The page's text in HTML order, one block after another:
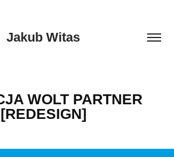
Jakub Witas
WOLT PARTNER
[REDESIGN]